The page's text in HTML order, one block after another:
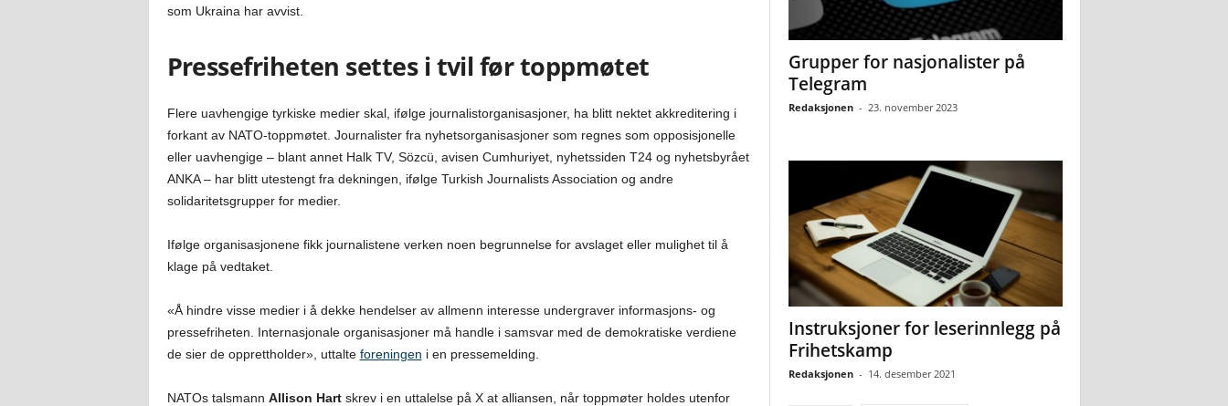
som Ukraina har avvist.
Pressefriheten settes i tvil før toppmøtet
Flere uavhengige tyrkiske medier skal, ifølge journalistorganisasjoner, ha blitt nektet akkreditering i
forkant av NATO-toppmøtet. Journalister fra nyhetsorganisasjoner som regnes som opposisjonelle
eller uavhengige – blant annet Halk TV, Sözcü, avisen Cumhuriyet, nyhetssiden T24 og nyhetsbyrået
ANKA – har blitt utestengt fra dekningen, ifølge Turkish Journalists Association og andre
solidaritetsgrupper for medier.
Ifølge organisasjonene fikk journalistene verken noen begrunnelse for avslaget eller mulighet til å
klage på vedtaket.
«Å hindre visse medier i å dekke hendelser av allmenn interesse undergraver informasjons- og
pressefriheten. Internasjonale organisasjoner må handle i samsvar med de demokratiske verdiene
de sier de opprettholder», uttalte foreningen i en pressemelding.
NATOs talsmann Allison Hartskrev i en uttalelse på X at alliansen, når toppmøter holdes utenfor
Grupper for nasjonalister på
Telegram
Redaksjonen - 23. november 2023
Instruksjoner for leserinnlegg på
Frihetskamp
Redaksjonen - 14. desember 2021